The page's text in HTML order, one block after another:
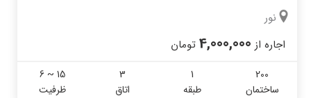
نور
اجاره از 4,000,000 تومان
200
ساختمان
1
طبقه
3
اتاق
6 ~ 15
ظرفیت